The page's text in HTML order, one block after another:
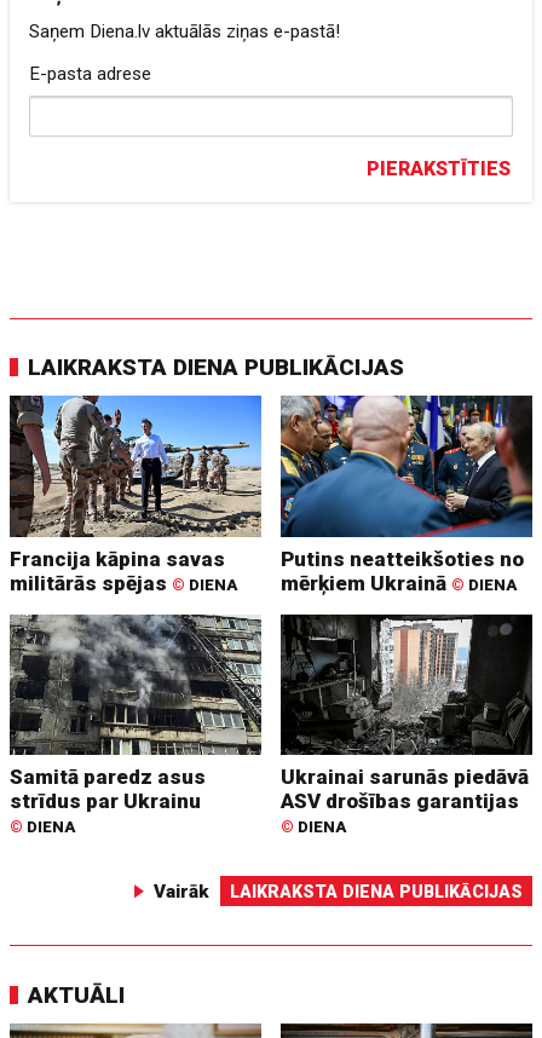
Saņem Diena.lv aktuālās ziņas e-pastā!
E-pasta adrese
PIERAKSTĪTIES
LAIKRAKSTA DIENA PUBLIKĀCIJAS
Francija kāpina savas
militārās spējas © DIENA
Putins neatteikšoties no
mērķiem Ukrainā © DIENA
Samitā paredz asus
strīdus par Ukrainu
© DIENA
Ukrainai sarunās piedāvā
ASV drošības garantijas
© DIENA
Vairāk LAIKRAKSTA DIENA PUBLIKĀCIJAS
AKTUĀLI